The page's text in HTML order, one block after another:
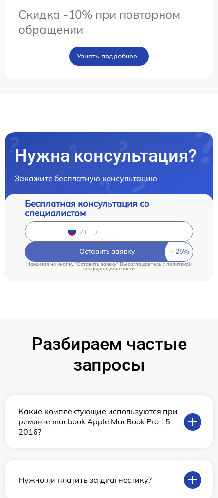
Скидка -10% при повторном
обращении
Узнать подробнее
Нужна консультация?
Закажите бесплатную консультацию
Бесплатная консультация со
специалистом
Оставить заявку
Нажимая на кнопку "Оставить заявку" Вы соглашаетесь c политикой
конфиденциальности
Разбираем частые
запросы
Какие комплектующие используются при
ремонте macbook Apple MacBook Pro 15
2016?
Нужно ли платить за диагностику?